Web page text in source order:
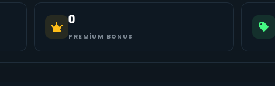
0
PREMIUM BONUS